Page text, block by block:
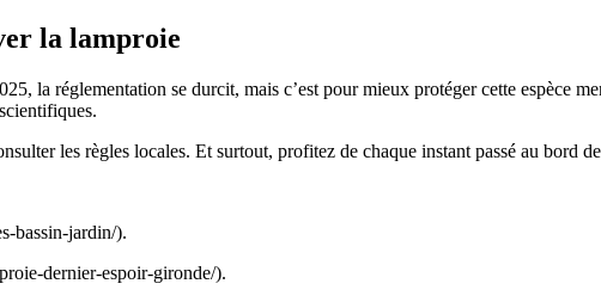
la lamproie
la réglementation se durcit, mais c’est pour mieux protéger cette espèce
les règles locales. Et surtout, profitez de chaque instant passé au bord
bassin-jardin/).
dernier-espoir-gironde/).